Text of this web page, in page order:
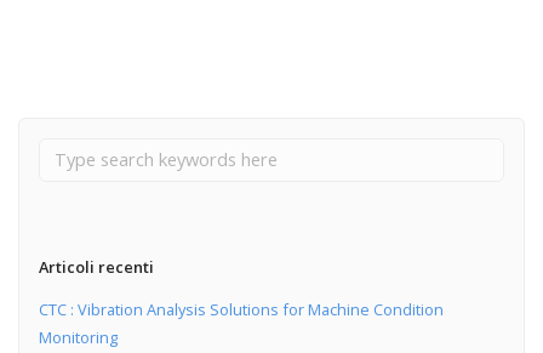
Articoli recenti
CTC : Vibration Analysis Solutions for Machine Condition
Monitoring